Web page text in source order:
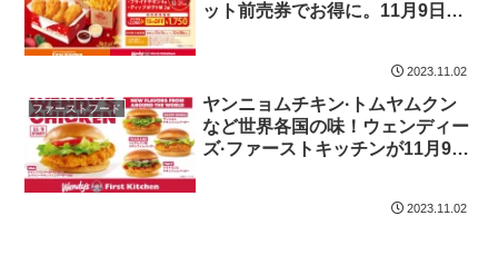
ット前売券でお得に。11月9日
2023.11.02
ファーストフード
ヤンニョムチキン·トムヤムクン
など世界各国の味！ウェンディー
ズ·ファーストキッチンが11月9日
2023.11.02